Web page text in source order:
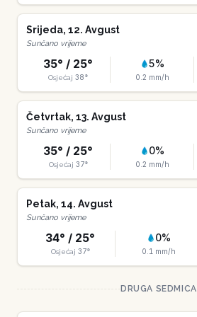
Srijeda, 12. Avgust
Sunčano vrijeme
35° / 25°
Osjećaj 38°
5%
0.2 mm/h
Četvrtak, 13. Avgust
Sunčano vrijeme
35° / 25°
Osjećaj 37°
0%
0.2 mm/h
Petak, 14. Avgust
Sunčano vrijeme
34° / 25°
Osjećaj 37°
0%
0.1 mm/h
DRUGA SEDMICA